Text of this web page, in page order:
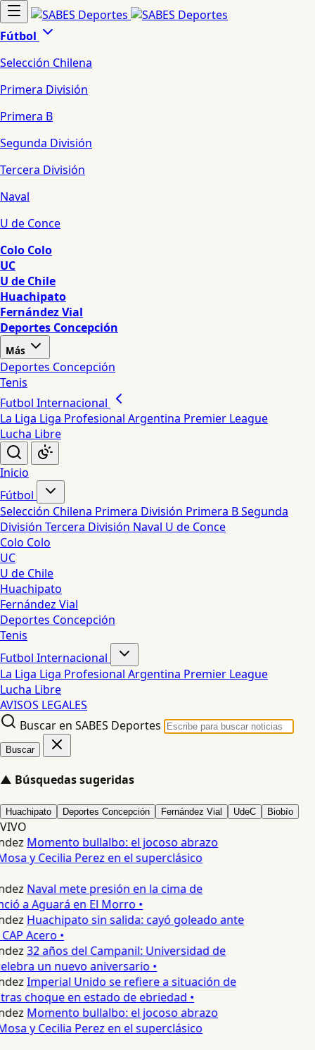
Fútbol
Selección Chilena
Primera División
Primera B
Segunda División
Tercera División
Naval
U de Conce
Colo Colo
UC
U de Chile
Huachipato
Fernández Vial
Deportes Concepción
Más
Deportes Concepción
Tenis
Futbol Internacional
La Liga Liga Profesional Argentina Premier League
Lucha Libre
Inicio
Fútbol
Selección Chilena Primera División Primera BSegunda
División Tercera División Naval U de Conce
Colo Colo
UC
U de Chile
Huachipato
Fernández Vial
Deportes Concepción
Tenis
Futbol Internacional
La Liga Liga Profesional Argentina Premier League
Lucha Libre
AVISOS LEGALES
Buscar en SABES Deportes
Buscar
▲ Búsquedas sugeridas
Huachipato Deportes Concepción Fernández Vial UdeC Biobío
VIVO
Momento bullalbo: el jocoso abrazo
y Cecilia Perez en el superclásico
Naval mete presión en la cima de
a Aguará en El Morro •
Huachipato sin salida: cayó goleado ante
Acero •
32 años del Campanil: Universidad de
un nuevo aniversario •
Imperial Unido se refiere a situación de
choque en estado de ebriedad •
Momento bullalbo: el jocoso abrazo
y Cecilia Perez en el superclásico